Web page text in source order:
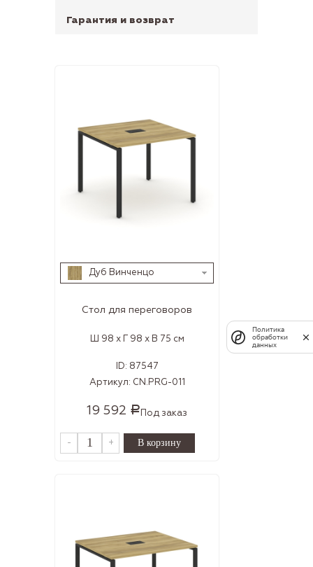
Гарантия и возврат
Дуб Винченцо
Стол для переговоров
Ш 98 x Г 98 x В 75 см
ID: 87547
Артикул: CN.PRG-011
19 592 Р Под заказ
- +
Политика
обработки
данных